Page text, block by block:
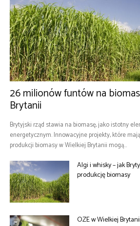
26 milionów funtów na
Brytanii
Brytyjski rząd stawia na biomasę, jako istotny
energetycznym. Innowacyjne projekty, które
produkcji biomasy w Wielkiej Brytanii mogą...
Algi i whisky – jak
produkcję biomasy
OZE w Wielkiej